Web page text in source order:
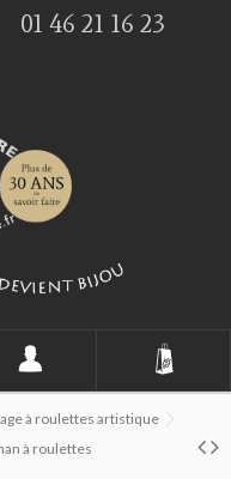
01 46 21 16 23
à roulettes artistique
à roulettes